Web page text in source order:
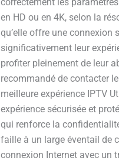
en HD ou en 4K, selon la
qu’elle offre une connexion
significativement leur
profiter pleinement de leur
recommandé de contacter
meilleure expérience IPTV
expérience sécurisée et
qui renforce la
faille à un large éventail de
connexion Internet avec un